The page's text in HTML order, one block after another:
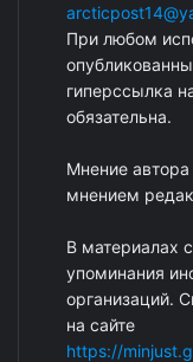
При любом
гиперссылка
обязательна.
Мнение
мнением
В материалах
упоминания
организаций.
на сайте
https://